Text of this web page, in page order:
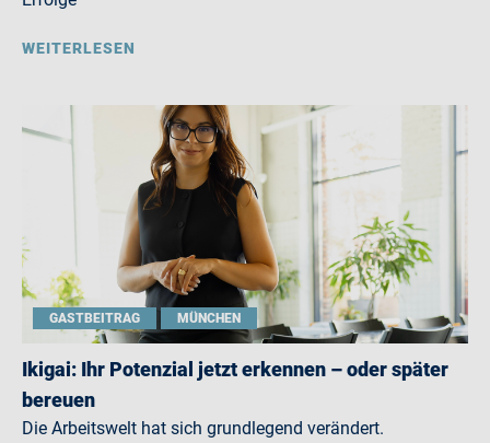
WEITERLESEN
GASTBEITRAG MÜNCHEN
Ikigai: Ihr Potenzial jetzt erkennen – oder später
bereuen
Die Arbeitswelt hat sich grundlegend verändert.